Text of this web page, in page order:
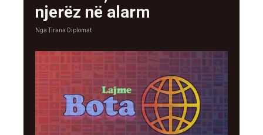
njerëz në alarm
NgaTirana Diplomat